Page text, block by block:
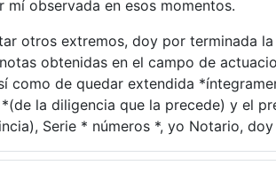
observada en esos momentos.
otros extremos, doy por terminada
obtenidas en el campo de
como de quedar extendida
la diligencia que la precede) y el
Serie * números *, yo Notario, doy